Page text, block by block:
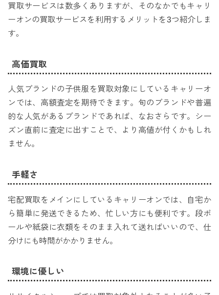
買取サービスは数多くありますが、そのなかでもキャリ
ーオンの買取サービスを利用するメリットを3つ紹介しま
す。
高価買取
人気ブランドの子供服を買取対象にしているキャリーオ
ンでは、高額査定を期待できます。旬のブランドや普遍
的な人気があるブランドであれば、なおさらです。シー
ズン直前に査定に出すことで、より高値が付くかもしれ
ません。
手軽さ
宅配買取をメインにしているキャリーオンでは、自宅か
ら簡単に発送できるため、忙しい方にも便利です。段ボ
ールや紙袋に衣類をそのまま入れて送ればいいので、仕
分けにも時間がかかりません。
環境に優しい